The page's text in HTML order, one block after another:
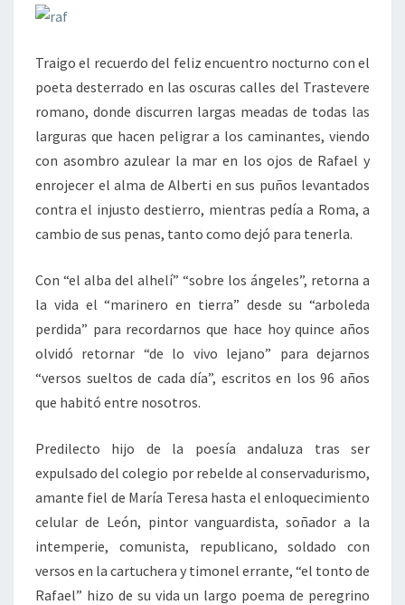
Traigo el recuerdo del feliz encuentro nocturno con el
poeta desterrado en las oscuras calles del Trastevere
romano, donde discurren largas meadas de todas las
larguras que hacen peligrar a los caminantes, viendo
con asombro azulear la mar en los ojos de Rafael y
enrojecer el alma de Alberti en sus puños levantados
contra el injusto destierro, mientras pedía a Roma, a
cambio de sus penas, tanto como dejó para tenerla.
Con “el alba del alhelí” “sobre los ángeles”, retorna a
la vida el “marinero en tierra” desde su “arboleda
perdida” para recordarnos que hace hoy quince años
olvidó retornar “de lo vivo lejano” para dejarnos
“versos sueltos de cada día”, escritos en los 96 años
que habitó entre nosotros.
Predilecto hijo de la poesía andaluza tras ser
expulsado del colegio por rebelde al conservadurismo,
amante fiel de María Teresa hasta el enloquecimiento
celular de León, pintor vanguardista, soñador a la
intemperie, comunista, republicano, soldado con
versos en la cartuchera y timonel errante, “el tonto de
Rafael” hizo de su vida un largo poema de peregrino